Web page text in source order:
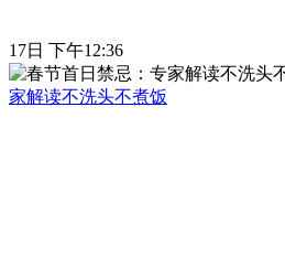
17日 下午12:36
家解读不洗头不煮饭